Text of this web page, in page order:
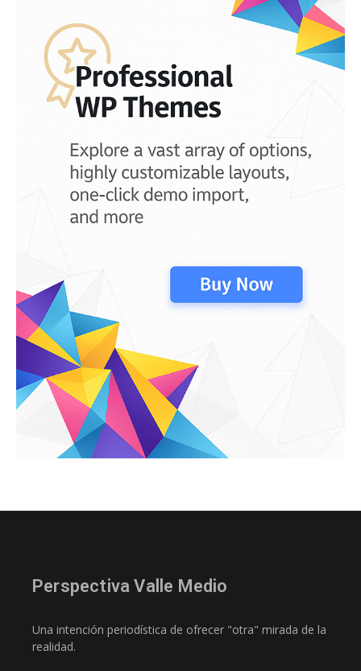
Perspectiva Valle Medio
Una intención periodística de ofrecer "otra" mirada de la
realidad.